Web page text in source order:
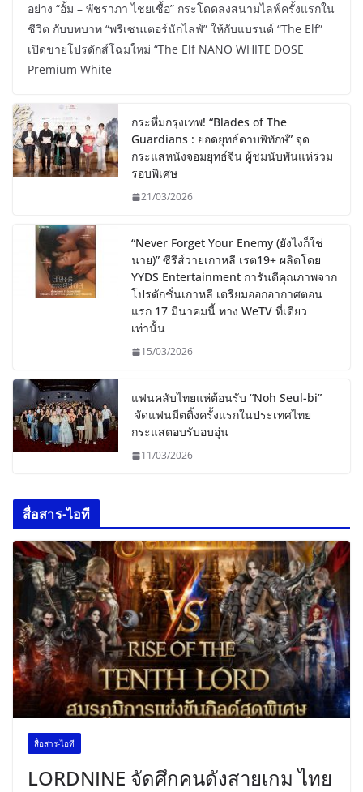
อย่าง “อั้ม – พัชราภา ไชยเชื้อ” กระโดดลงสนามไลฟ์ครั้งแรกใน
ชีวิต กับบทบาท “พรีเซนเตอร์นักไลฟ์” ให้กับแบรนด์ “The Elf”
เปิดขายโปรดักส์โฉมใหม่ “The Elf NANO WHITE DOSE
Premium White
กระหึ่มกรุงเทพ! “Blades of The
Guardians : ยอดยุทธ์ดาบพิทักษ์” จุด
กระแสหนังจอมยุทธ์จีน ผู้ชมนับพันแห่ร่วม
รอบพิเศษ
21/03/2026
“Never Forget Your Enemy (ยังไงก็ใช่
นาย)” ซีรีส์วายเกาหลี เรต19+ ผลิตโดย
YYDS Entertainment การันตีคุณภาพจาก
โปรดักชั่นเกาหลี เตรียมออกอากาศตอน
แรก 17 มีนาคมนี้ ทาง WeTV ที่เดียว
เท่านั้น
15/03/2026
แฟนคลับไทยแห่ต้อนรับ “Noh Seul-bi”
จัดแฟนมีตติ้งครั้งแรกในประเทศไทย
กระแสตอบรับอบอุ่น
11/03/2026
สื่อสาร-ไอที
สื่อสาร-ไอที
LORDNINE จัดศึกคนดังสายเกม ไทย